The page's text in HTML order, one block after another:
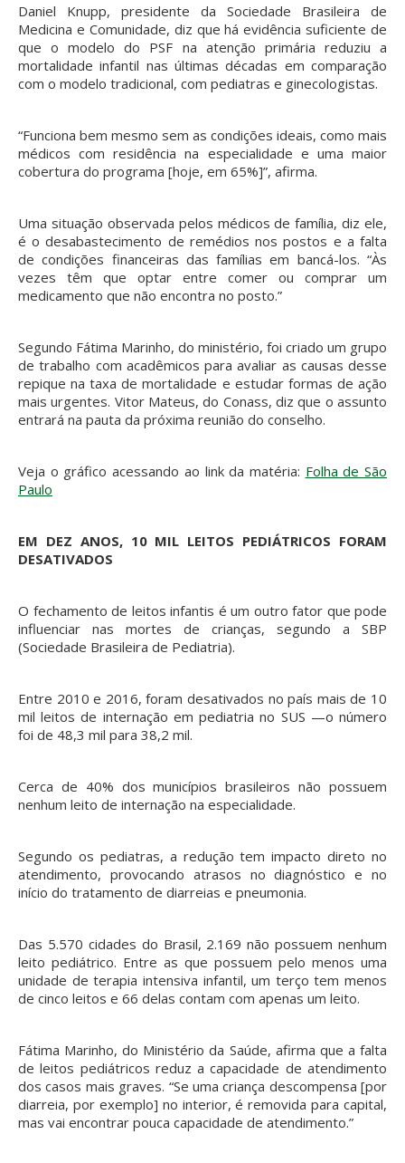
Daniel Knupp, presidente da Sociedade Brasileira de
Medicina e Comunidade, diz que há evidência suficiente de
que o modelo do PSF na atenção primária reduziu a
mortalidade infantil nas últimas décadas em comparação
com o modelo tradicional, com pediatras e ginecologistas.
“Funciona bem mesmo sem as condições ideais, como mais
médicos com residência na especialidade e uma maior
cobertura do programa [hoje, em 65%]”, afirma.
Uma situação observada pelos médicos de família, diz ele,
é o desabastecimento de remédios nos postos e a falta
de condições financeiras das famílias em bancá-los. “Às
vezes têm que optar entre comer ou comprar um
medicamento que não encontra no posto.”
Segundo Fátima Marinho, do ministério, foi criado um grupo
de trabalho com acadêmicos para avaliar as causas desse
repique na taxa de mortalidade e estudar formas de ação
mais urgentes. Vitor Mateus, do Conass, diz que o assunto
entrará na pauta da próxima reunião do conselho.
Veja o gráfico acessando ao link da matéria: Folha de São
Paulo
EM DEZ ANOS, 10 MIL LEITOS PEDIÁTRICOS FORAM
DESATIVADOS
O fechamento de leitos infantis é um outro fator que pode
influenciar nas mortes de crianças, segundo a SBP
(Sociedade Brasileira de Pediatria).
Entre 2010 e 2016, foram desativados no país mais de 10
mil leitos de internação em pediatria no SUS —o número
foi de 48,3 mil para 38,2 mil.
Cerca de 40% dos municípios brasileiros não possuem
nenhum leito de internação na especialidade.
Segundo os pediatras, a redução tem impacto direto no
atendimento, provocando atrasos no diagnóstico e no
início do tratamento de diarreias e pneumonia.
Das 5.570 cidades do Brasil, 2.169 não possuem nenhum
leito pediátrico. Entre as que possuem pelo menos uma
unidade de terapia intensiva infantil, um terço tem menos
de cinco leitos e 66 delas contam com apenas um leito.
Fátima Marinho, do Ministério da Saúde, afirma que a falta
de leitos pediátricos reduz a capacidade de atendimento
dos casos mais graves. “Se uma criança descompensa [por
diarreia, por exemplo] no interior, é removida para capital,
mas vai encontrar pouca capacidade de atendimento.”